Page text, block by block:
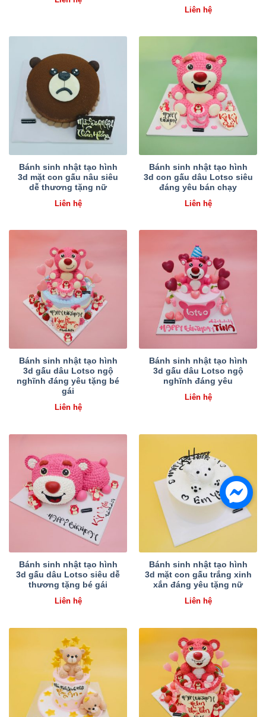
Liên hệ
Bánh sinh nhật tạo hình
3d mặt con gấu nâu siêu
dễ thương tặng nữ
Liên hệ
Bánh sinh nhật tạo hình
3d con gấu dâu Lotso siêu
đáng yêu bán chạy
Liên hệ
Bánh sinh nhật tạo hình
3d gấu dâu Lotso ngộ
nghĩnh đáng yêu tặng bé
gái
Liên hệ
Bánh sinh nhật tạo hình
3d gấu dâu Lotso ngộ
nghĩnh đáng yêu
Liên hệ
Bánh sinh nhật tạo hình
3d gấu dâu Lotso siêu dễ
thương tặng bé gái
Liên hệ
Bánh sinh nhật tạo hình
3d mặt con gấu trắng xinh
xắn đáng yêu tặng nữ
Liên hệ